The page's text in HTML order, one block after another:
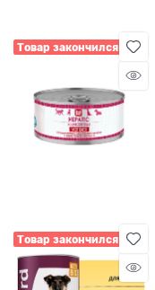
Товар закончился
Товар закончился